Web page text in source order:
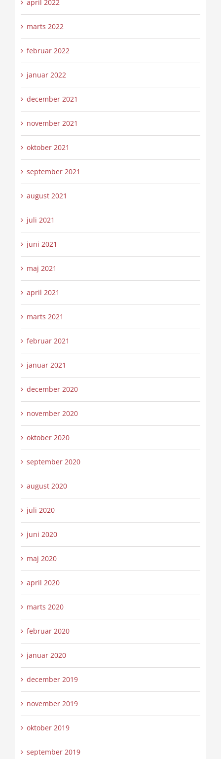
april 2022
marts 2022
februar 2022
januar 2022
december 2021
november 2021
oktober 2021
september 2021
august 2021
juli 2021
juni 2021
maj 2021
april 2021
marts 2021
februar 2021
januar 2021
december 2020
november 2020
oktober 2020
september 2020
august 2020
juli 2020
juni 2020
maj 2020
april 2020
marts 2020
februar 2020
januar 2020
december 2019
november 2019
oktober 2019
september 2019